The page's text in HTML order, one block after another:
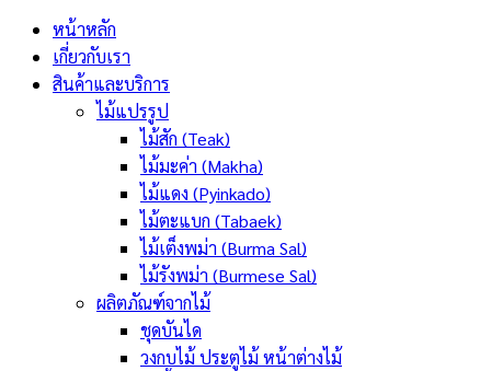
หน้าหลัก
เกี่ยวกับเรา
สินค้าและบริการ
ไม้แปรรูป
ไม้สัก (Teak)
ไม้มะค่า (Makha)
ไม้แดง (Pyinkado)
ไม้ตะแบก (Tabaek)
ไม้เต็งพม่า (Burma Sal)
ไม้รังพม่า (Burmese Sal)
ผลิตภัณฑ์จากไม้
ชุดบันได
วงกบไม้ ประตูไม้ หน้าต่างไม้